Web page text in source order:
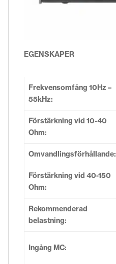
EGENSKAPER
Frekvensomfång 10Hz –
55kHz:
Förstärkning vid 10-40
Ohm:
Omvandlingsförhållande:
Förstärkning vid 40-150
Ohm:
Rekommenderad
belastning:
Ingång MC: